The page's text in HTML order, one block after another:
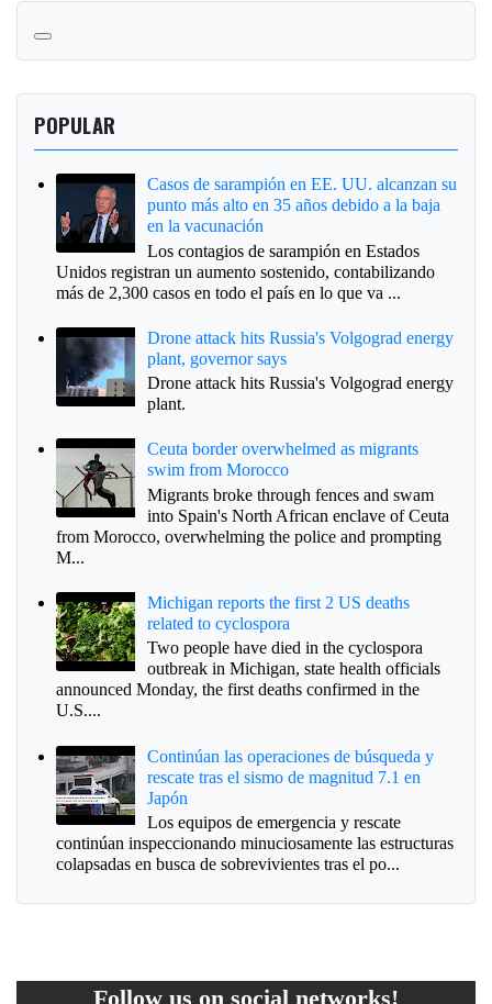
POPULAR
Casos de sarampión en EE. UU. alcanzan su
punto más alto en 35 años debido a la baja
en la vacunación
Los contagios de sarampión en Estados
Unidos registran un aumento sostenido, contabilizando
más de 2,300 casos en todo el país en lo que va ...
Drone attack hits Russia's Volgograd energy
plant, governor says
Drone attack hits Russia's Volgograd energy
plant.
Ceuta border overwhelmed as migrants
swim from Morocco
Migrants broke through fences and swam
into Spain's North African enclave of Ceuta
from Morocco, overwhelming the police and prompting
M...
Michigan reports the first 2 US deaths
related to cyclospora
Two people have died in the cyclospora
outbreak in Michigan, state health officials
announced Monday, the first deaths confirmed in the
U.S....
Continúan las operaciones de búsqueda y
rescate tras el sismo de magnitud 7.1 en
Japón
Los equipos de emergencia y rescate
continúan inspeccionando minuciosamente las estructuras
colapsadas en busca de sobrevivientes tras el po...
Follow us on social networks!